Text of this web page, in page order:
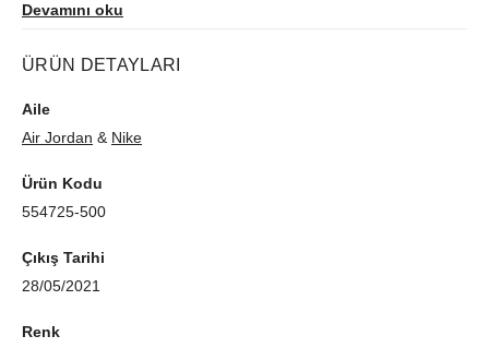
size ulaştırılır.
Devamını oku
ÜRÜN DETAYLARI
Aile
Air Jordan & Nike
Ürün Kodu
554725-500
Çıkış Tarihi
28/05/2021
Renk